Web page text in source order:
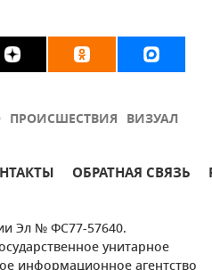
ПРОИСШЕСТВИЯ ВИЗУАЛ
ОБРАТНАЯ СВЯЗЬ
Эл № ФС77-57640.
унитарное